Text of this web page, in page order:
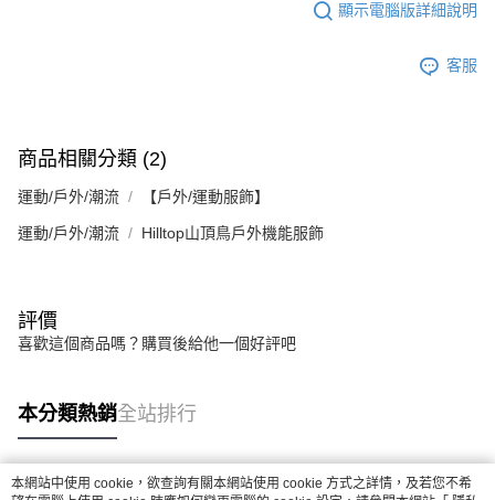
顯示電腦版詳細說明
客服
商品相關分類 (2)
運動/戶外/潮流 【戶外/運動服飾】
運動/戶外/潮流 Hilltop山頂鳥戶外機能服飾
評價
喜歡這個商品嗎？購買後給他一個好評吧
本分類熱銷全站排行
本網站中使用 cookie，欲查詢有關本網站使用 cookie 方式之詳情，及若您不希